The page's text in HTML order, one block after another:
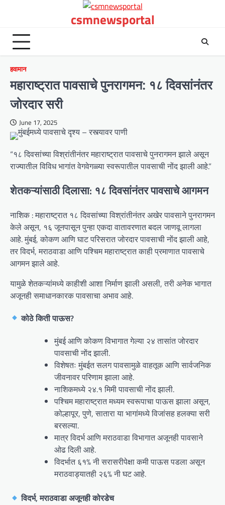
csmnewsportal
हवामान
महाराष्ट्रात पावसाचे पुनरागमन: १८ दिवसांनंतर
जोरदार सरी
June 17, 2025
“१८ दिवसांच्या विश्रांतीनंतर महाराष्ट्रात पावसाचे पुनरागमन झाले असून
राज्यातील विविध भागांत वेगवेगळ्या स्वरूपातील पावसाची नोंद झाली आहे.”
शेतकऱ्यांसाठी दिलासा: १८ दिवसांनंतर पावसाचे आगमन
नाशिक : महाराष्ट्रात १८ दिवसांच्या विश्रांतीनंतर अखेर पावसाने पुनरागमन
केले असून, १६ जूनपासून पुन्हा एकदा वातावरणात बदल जाणवू लागला
आहे. मुंबई, कोकण आणि घाट परिसरात जोरदार पावसाची नोंद झाली आहे,
तर विदर्भ, मराठवाडा आणि पश्चिम महाराष्ट्रात काही प्रमाणात पावसाचे
आगमन झाले आहे.
यामुळे शेतकऱ्यांमध्ये काहीशी आशा निर्माण झाली असली, तरी अनेक भागात
अजूनही समाधानकारक पावसाचा अभाव आहे.
कोठे किती पाऊस?
मुंबई आणि कोकण विभागात गेल्या २४ तासांत जोरदार
पावसाची नोंद झाली.
विशेषतः मुंबईत सलग पावसामुळे वाहतूक आणि सार्वजनिक
जीवनावर परिणाम झाला आहे.
नाशिकमध्ये २४.१ मिमी पावसाची नोंद झाली.
पश्चिम महाराष्ट्रात मध्यम स्वरूपाचा पाऊस झाला असून,
कोल्हापूर, पुणे, सातारा या भागांमध्ये विजांसह हलक्या सरी
बरसल्या.
मात्र विदर्भ आणि मराठवाडा विभागात अजूनही पावसाने
ओढ दिली आहे.
विदर्भात ६१% नी सरासरीपेक्षा कमी पाऊस पडला असून
मराठवाड्यातही २६% नी घट आहे.
विदर्भ, मराठवाडा अजूनही कोरडेच